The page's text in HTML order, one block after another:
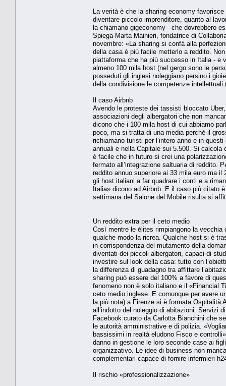
La verità è che la sharing economy
diventare piccolo imprenditore, quanto al
la chiamano gigeconomy - che dovrebbero
Spiega Marta Mainieri, fondatrice di
novembre: «La sharing si confà alla
della casa è più facile metterlo a reddito.
piattaforma che ha più successo in Italia - e
almeno 100 mila host (nel gergo sono le
posseduti gli inglesi noleggiano persino i
della condivisione le competenze intellettuali
Il caso Airbnb
Avendo le proteste dei tassisti bloccato
associazioni degli albergatori che non
dicono che i 100 mila host di cui abbiamo
poco, ma si tratta di una media perché il
richiamano turisti per l’intero anno e in
annuali e nella Capitale sui 5.500. Si
è facile che in futuro si crei una
fermato all’integrazione saltuaria di reddito.
reddito annuo superiore ai 33 mila euro ma
gli host italiani a far quadrare i conti e a
Italia» dicono ad Airbnb. E il caso più citato
settimana del Salone del Mobile risulta si
Un reddito extra per il ceto medio
Così mentre le élites rimpiangono la
qualche modo la ricrea. Qualche host si è
in corrispondenza del mutamento della
diventati dei piccoli albergatori, capaci di
investire sul look della casa: tutto con
la differenza di guadagno tra affittare
sharing può essere del 100% a favore di
fenomeno non è solo italiano e il «Financial
ceto medio inglese. E comunque per avere
la più nota) a Firenze si è formata Ospitalità
all’indotto del noleggio di abitazioni. Servizi
Facebook curato da Carlotta Bianchini che
le autorità amministrative e di polizia.
bassissimi in realtà eludono Fisco e
danno in gestione le loro seconde case ai
organizzativo. Le idee di business non
complementari capace di fornire infermieri
Il rischio «professionalizzazione»